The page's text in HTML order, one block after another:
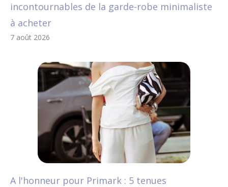
incontournables de la garde-robe minimaliste
à acheter
7 août 2026
A l'honneur pour Primark : 5 tenues